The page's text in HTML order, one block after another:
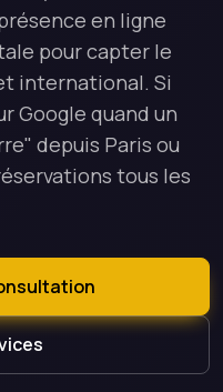
en ligne
pour capter le
international. Si
Google quand un
depuis Paris ou
tous les